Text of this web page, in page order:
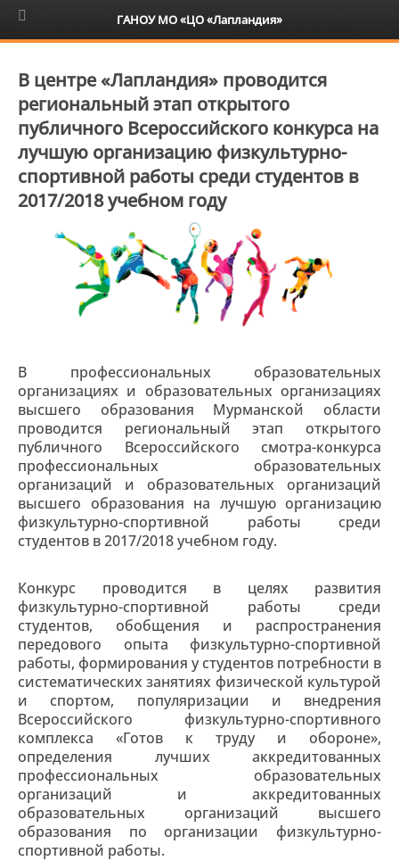
6+
В центре «Лапландия» проводится
региональный этап открытого
публичного Всероссийского конкурса на
лучшую организацию физкультурно-
спортивной работы среди студентов в
2017/2018 учебном году
В профессиональных образовательных
организациях и образовательных организациях
высшего образования Мурманской области
проводится региональный этап открытого
публичного Всероссийского смотра-конкурса
профессиональных образовательных
организаций и образовательных организаций
высшего образования на лучшую организацию
физкультурно-спортивной работы среди
студентов в 2017/2018 учебном году.
Конкурс проводится в целях развития
физкультурно-спортивной работы среди
студентов, обобщения и распространения
передового опыта физкультурно-спортивной
работы, формирования у студентов потребности в
систематических занятиях физической культурой
и спортом, популяризации и внедрения
Всероссийского физкультурно-спортивного
комплекса «Готов к труду и обороне»,
определения лучших аккредитованных
профессиональных образовательных
организаций и аккредитованных
образовательных организаций высшего
образования по организации физкультурно-
спортивной работы.
ГАНОУ МО «ЦО «Лапландия»